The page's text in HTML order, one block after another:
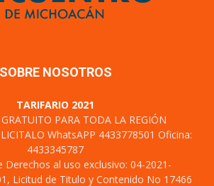
SOBRE NOSOTROS
TARIFARIO 2021
PARA TODA LA REGIÓN
WhatsAPP 4433778501 Oficina:
4433345787
Derechos al uso exclusivo: 04-2021-
Licitud de Titulo y Contenido No 17466